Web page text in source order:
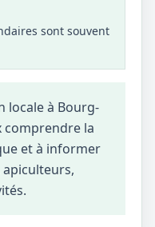
sont souvent
locale à Bourg-
comprendre la
et à informer